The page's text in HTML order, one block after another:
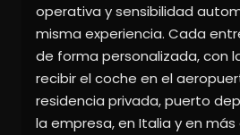
operativa y sensibilidad
misma experiencia. Cada
de forma personalizada, con
recibir el coche en el
residencia privada, puerto
la empresa, en Italia y en